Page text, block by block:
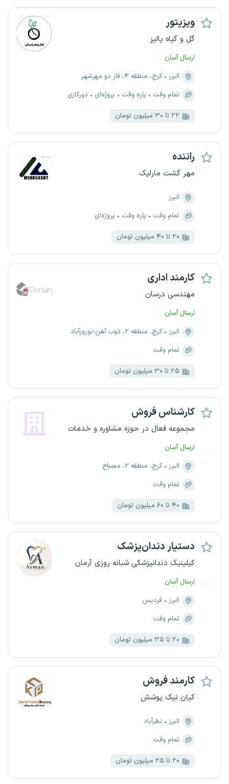
ویزیتور
گل و گیاه پالیز
ارسال آسان
البرز
کرج، منطقه ۴، فاز دو مهرشهر
تمام وقت
پاره وقت پروژه‌ای دورکاری
۲۲ تا ۳۰ میلیون تومان
راننده
مهر گشت مارلیک
البرز
تمام وقت
پاره وقت پروژه‌ای
۲۰ تا ۴۰ میلیون تومان
کارمند اداری
مهندسی درسان
ارسال آسان
البرز
کرج، منطقه ۲، ذوب آهن-نوروزآباد
تمام وقت
۲۵ تا ۳۰ میلیون تومان
کارشناس فروش
مجموعه فعال در حوزه مشاوره و خدمات
ارسال آسان
البرز
کرج، منطقه ۲، مصباح
تمام وقت
۴۰ تا ۶۰ میلیون تومان
دستیار دندان‌پزشک
کیلینیک دندانپزشکی شبانه روزی آرمان
ارسال آسان
البرز
فردیس
تمام وقت
۲۰ تا ۳۵ میلیون تومان
کارمند فروش
کیان نیک پوشش
البرز
نظرآباد
تمام وقت
۲۰ تا ۲۵ میلیون تومان